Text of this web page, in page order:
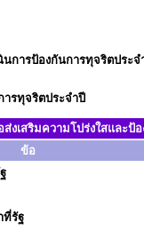
การป้องกันการทุจริตประจ
ารทุจริตประจำปี
งเสริมความโปร่งใสและป้
ข้อ
ที่รัฐ